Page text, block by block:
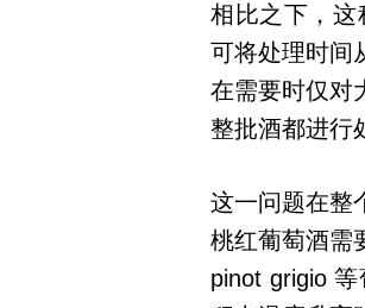
相比之下，这
可将处理时间
在需要时仅对
整批酒都进行
这一问题在整
桃红葡萄酒需
pinot grigio